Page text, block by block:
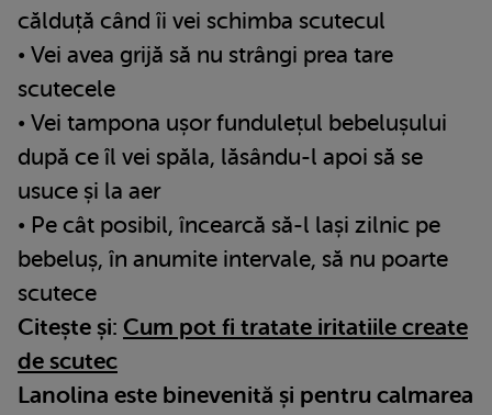
călduță când îi vei schimba scutecul
• Vei avea grijă să nu strângi prea tare
scutecele
• Vei tampona ușor fundulețul bebelușului
după ce îl vei spăla, lăsându-l apoi să se
usuce și la aer
• Pe cât posibil, încearcă să-l lași zilnic pe
bebeluș, în anumite intervale, să nu poarte
scutece
Citește și: Cum pot fi tratate iritatiile create
de scutec
Lanolina este binevenită și pentru calmarea